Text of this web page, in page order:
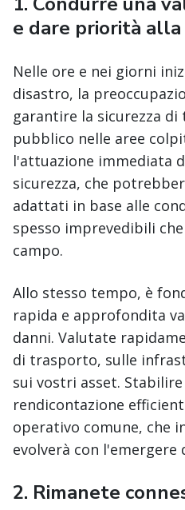
e dare priorità alla
Nelle ore e nei giorni
disastro, la
garantire la sicurezza
pubblico nelle aree
l'attuazione immediata
sicurezza, che
adattati in base alle
spesso imprevedibili
campo.
Allo stesso tempo, è
rapida e approfondita
danni. Valutate
di trasporto, sulle
sui vostri asset.
rendicontazione
operativo comune, che
evolverà con
2. Rimanete